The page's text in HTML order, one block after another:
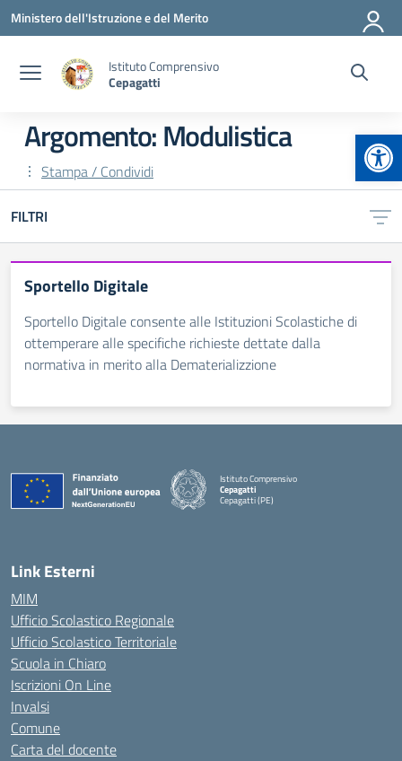
Vai ai contenuti
Vai al menu di navigazione
Vai al footer
Ministero dell'Istruzione e del Merito
Istituto Comprensivo
Cepagatti
Argomento: Modulistica
Stampa / Condividi
FILTRI
Sportello Digitale
Sportello Digitale consente alle Istituzioni Scolastiche di
ottemperare alle specifiche richieste dettate dalla
normativa in merito alla Dematerializzione
Istituto Comprensivo
Cepagatti
Cepagatti (PE)
— Visita la pagina iniziale della scuola
Link Esterni
MIM
Ufficio Scolastico Regionale
Ufficio Scolastico Territoriale
Scuola in Chiaro
Iscrizioni On Line
Invalsi
Comune
Carta del docente